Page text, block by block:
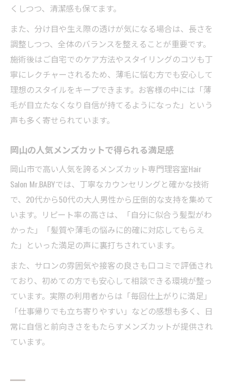
くしつつ、清潔感も保てます。
また、分け目や生え際の透けが気になる場合は、長さを
調整しつつ、全体のバランスを整えることが重要です。
施術後はご自宅でのケア方法やスタイリングのコツも丁
寧にレクチャーされるため、薄毛に悩む方でも安心して
理想のスタイルをキープできます。お客様の中には「薄
毛が目立たなくなり自信が持てるようになった」という
声も多く寄せられています。
岡山の人気メンズカットで得られる満足感
岡山市で高い人気を誇るメンズカット専門理容室Hair
Salon Mr.BABYでは、丁寧なカウンセリングと確かな技術
で、20代から50代の大人男性から圧倒的な支持を集めて
います。リピート率の高さは、「自分に似合う髪型がわ
かった」「髪質や薄毛の悩みに的確に対応してもらえ
た」といった満足の声に裏打ちされています。
また、サロンの雰囲気や接客の良さも口コミで評価され
ており、初めての方でも安心して相談できる環境が整っ
ています。実際の利用者からは「毎回仕上がりに満足」
「仕事帰りでも立ち寄りやすい」などの感想も多く、日
常に自信と前向きさをもたらすメンズカットが提供され
ています。